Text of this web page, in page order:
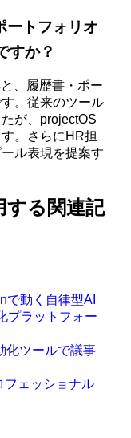
ートフォリオ
すか？
、履歴書・ポー
。従来のツール
が、projectOS
。さらにHR担
ル表現を提案す
る関連記
で動く自律型AI
プラットフォー
化ツールで議事
フェッショナル